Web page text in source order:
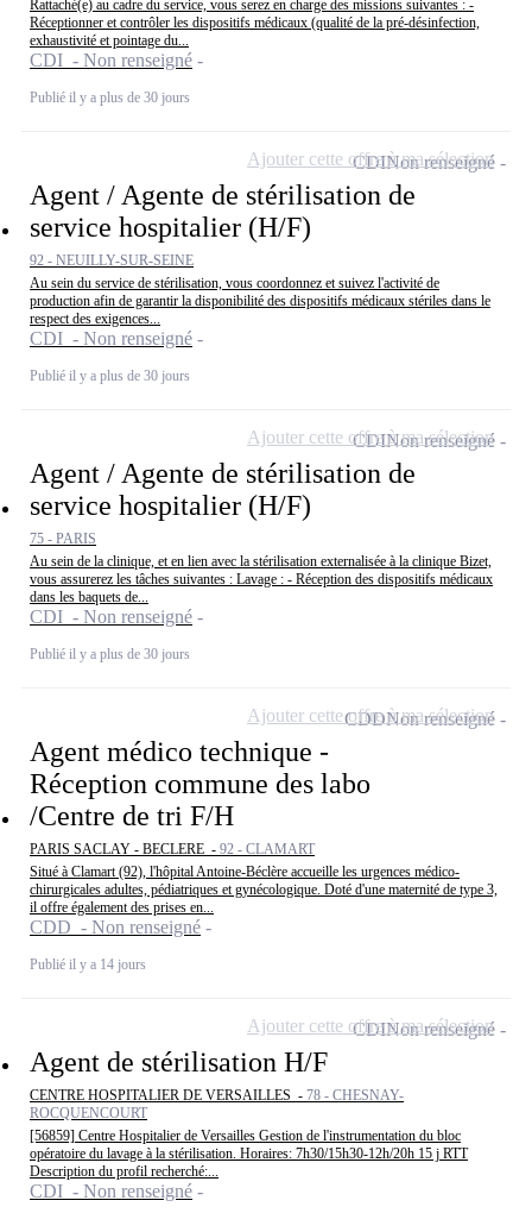
Rattaché(e) au cadre du service, vous serez en charge des missions suivantes : -
Réceptionner et contrôler les dispositifs médicaux (qualité de la pré-désinfection,
exhaustivité et pointage du...
CDI - Non renseigné
Publié il y a plus de 30 jours
Agent / Agente de stérilisation de
service hospitalier (H/F)
92 - NEUILLY-SUR-SEINE
Au sein du service de stérilisation, vous coordonnez et suivez l'activité de
production afin de garantir la disponibilité des dispositifs médicaux stériles dans le
respect des exigences...
CDI - Non renseigné
Publié il y a plus de 30 jours
CDINon renseigné
Ajouter cette offre à ma sélection
Agent / Agente de stérilisation de
service hospitalier (H/F)
75 - PARIS
Au sein de la clinique, et en lien avec la stérilisation externalisée à la clinique Bizet,
vous assurerez les tâches suivantes : Lavage : - Réception des dispositifs médicaux
dans les baquets de...
CDI - Non renseigné
Publié il y a plus de 30 jours
CDINon renseigné
Ajouter cette offre à ma sélection
Agent médico technique -
Réception commune des labo
/Centre de tri F/H
PARIS SACLAY - BECLERE - 92 - CLAMART
Situé à Clamart (92), l'hôpital Antoine-Béclère accueille les urgences médico-
chirurgicales adultes, pédiatriques et gynécologique. Doté d'une maternité de type 3,
il offre également des prises en...
CDD - Non renseigné
Publié il y a 14 jours
CDDNon renseigné
Ajouter cette offre à ma sélection
Agent de stérilisation H/F
CENTRE HOSPITALIER DE VERSAILLES - 78 - CHESNAY-
ROCQUENCOURT
[56859] Centre Hospitalier de Versailles Gestion de l'instrumentation du bloc
opératoire du lavage à la stérilisation. Horaires: 7h30/15h30-12h/20h 15 j RTT
Description du profil recherché:...
CDI - Non renseigné
CDINon renseigné
Ajouter cette offre à ma sélection